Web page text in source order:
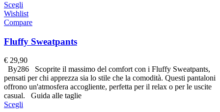
Scegli
Wishlist
Compare
Fluffy Sweatpants
€ 29,90
By286 Scoprite il massimo del comfort con i Fluffy Sweatpants,
pensati per chi apprezza sia lo stile che la comodità. Questi pantaloni
offrono un'atmosfera accogliente, perfetta per il relax o per le uscite
casual. Guida alle taglie
Scegli